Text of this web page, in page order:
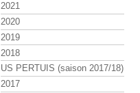
2021
2020
2019
2018
US PERTUIS (saison 2017/18)
2017